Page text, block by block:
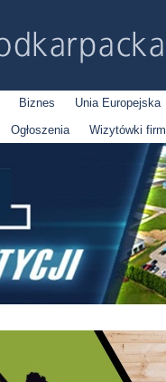
Biznes Unia Europejska
Ogłoszenia Wizytówki firm